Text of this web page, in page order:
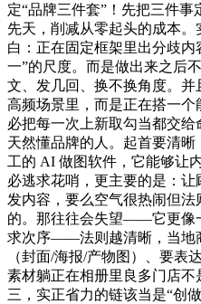
定“品牌三件套”！先把三件
先天，削减从零起头的成本
白：正在固定框架里出分歧内
一”的尺度。而是做出来之后
文、发几回、换不换角度。
高频场景里，而是正在搭一
必把每一次上新取勾当都交
天然懂品牌的人。起首要清
工的 AI 做图软件，它能够让
必逃求花哨，更主要的是：
发内容，要么空气很热闹但
的。那往往会失望——它更像
求次序——法则越清晰，当地
（封面/海报/产物图）、要表
素材躺正在相册里良多门店
三，实正省力的链该当是“创